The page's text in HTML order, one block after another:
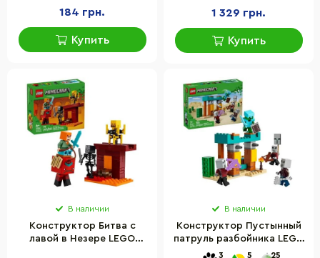
184 грн.
Купить
1 329 грн.
Купить
В наличии
Конструктор Битва с
лавой в Незере LEGO
В наличии
Конструктор Пустынный
патруль разбойника LEGO
21267, 105 деталей
3 5 25